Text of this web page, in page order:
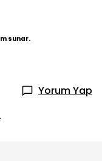
sunar.
Yorum Yap